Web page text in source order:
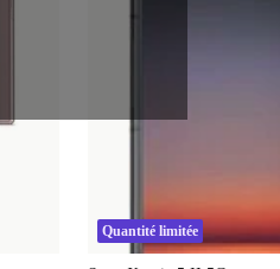
Quantité limitée